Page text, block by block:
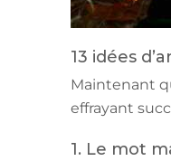
13 idées
Maintenant
effrayant
1. Le mot